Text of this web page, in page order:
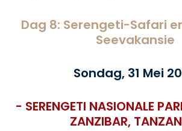
Dag 8: Serengeti-Safari
Seevakansie
Sondag, 31 Mei
- SERENGETI NASIONALE
ZANZIBAR,